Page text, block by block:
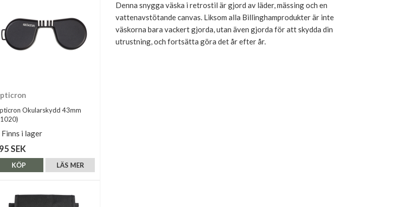
Denna snygga väska i retrostil är gjord av läder, mässing och en
vattenavstötande canvas. Liksom alla Billinghamprodukter är inte
väskorna bara vackert gjorda, utan även gjorda för att skydda din
utrustning, och fortsätta göra det år efter år.
Okularskydd 43mm
Finns i lager
SEK
LÄS MER
KÖP